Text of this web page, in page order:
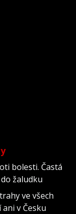
bolesti. Častá
žaludku
ve všech
v Česku